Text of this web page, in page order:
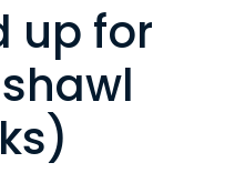
up for